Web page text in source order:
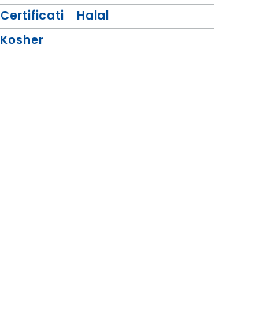
Certificati Halal
Kosher